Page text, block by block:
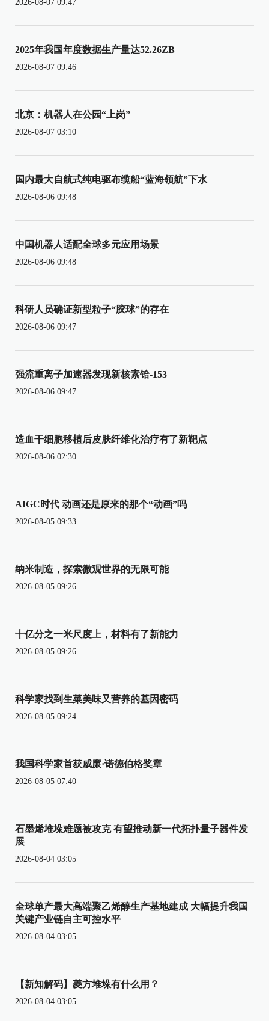
2026-08-07 09:47
2025年我国年度数据生产量达52.26ZB
2026-08-07 09:46
北京：机器人在公园“上岗”
2026-08-07 03:10
国内最大自航式纯电驱布缆船“蓝海领航”下水
2026-08-06 09:48
中国机器人适配全球多元应用场景
2026-08-06 09:48
科研人员确证新型粒子“胶球”的存在
2026-08-06 09:47
强流重离子加速器发现新核素铪-153
2026-08-06 09:47
造血干细胞移植后皮肤纤维化治疗有了新靶点
2026-08-06 02:30
AIGC时代 动画还是原来的那个“动画”吗
2026-08-05 09:33
纳米制造，探索微观世界的无限可能
2026-08-05 09:26
十亿分之一米尺度上，材料有了新能力
2026-08-05 09:26
科学家找到生菜美味又营养的基因密码
2026-08-05 09:24
我国科学家首获威廉·诺德伯格奖章
2026-08-05 07:40
石墨烯堆垛难题被攻克 有望推动新一代拓扑量子器件发
展
2026-08-04 03:05
全球单产最大高端聚乙烯醇生产基地建成 大幅提升我国
关键产业链自主可控水平
2026-08-04 03:05
【新知解码】菱方堆垛有什么用？
2026-08-04 03:05